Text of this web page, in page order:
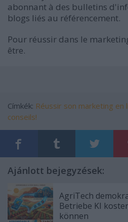
abonnant à des bulletins
blogs liés au référencement.
Pour réussir dans le
être.
Címkék: Réussir son marketing en
conseils!
Ajánlott bejegyzések:
AgriTech
Betriebe KI
können